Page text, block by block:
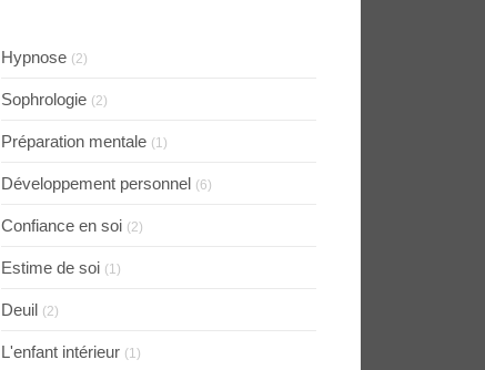
Hypnose (2)
Sophrologie (2)
Préparation mentale (1)
Développement personnel (6)
Confiance en soi (2)
Estime de soi (1)
Deuil (2)
L'enfant intérieur (1)